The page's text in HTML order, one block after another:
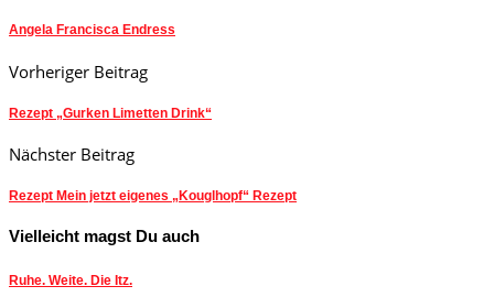
Angela Francisca Endress
Vorheriger Beitrag
Rezept „Gurken Limetten Drink“
Nächster Beitrag
Rezept Mein jetzt eigenes „Kouglhopf“ Rezept
Vielleicht magst Du auch
Ruhe. Weite. Die Itz.